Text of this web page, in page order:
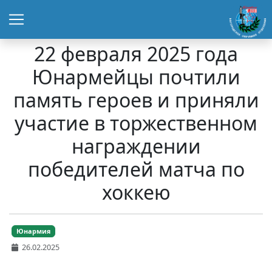
22 февраля 2025 года
Юнармейцы почтили
память героев и приняли
участие в торжественном
награждении
победителей матча по
хоккею
Юнармия
26.02.2025